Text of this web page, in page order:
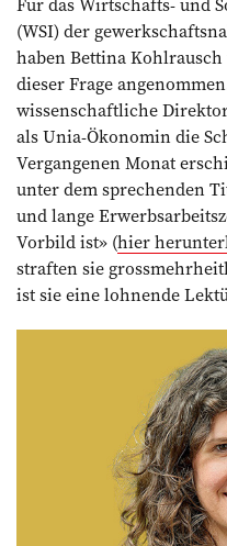
(WSI) der
haben Bettina
dieser Frage
wissenschaftliche
als Unia-Ökonomin die
Vergangenen Monat
unter dem sprechenden
und lange
Vorbild ist» (hier
straften sie
ist sie eine lohnende